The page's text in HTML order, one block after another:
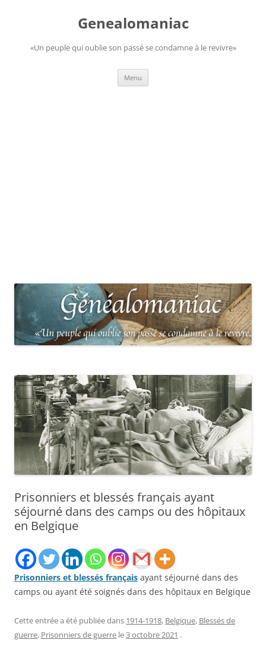
Genealomaniac
«Un peuple qui oublie son passé se condamne à le revivre»
Menu
Prisonniers et blessés français ayant
séjourné dans des camps ou des hôpitaux
en Belgique
Prisonniers et blessés français ayant séjourné dans des
camps ou ayant été soignés dans des hôpitaux en Belgique
Cette entrée a été publiée dans 1914-1918, Belgique, Blessés de
guerre, Prisonniers de guerre le3 octobre 2021 .